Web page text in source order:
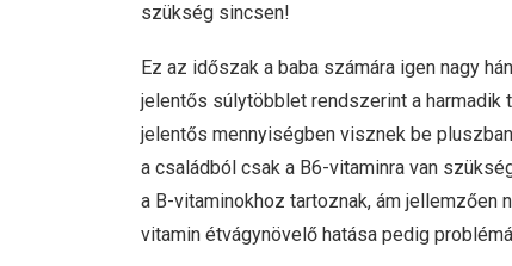
szükség sincsen!
Ez az időszak a baba számára igen nagy
jelentős súlytöbblet rendszerint a harmadik
jelentős mennyiségben visznek be
a családból csak a B6-vitaminra van
a B-vitaminokhoz tartoznak, ám
vitamin étvágynövelő hatása pedig